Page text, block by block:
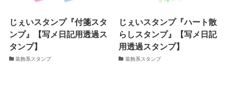
じぇいスタンプ『付箋スタ
ンプ』【写メ日記用透過ス
タンプ】
装飾系スタンプ
じぇいスタンプ『ハート散
らしスタンプ』【写メ日記
用透過スタンプ】
装飾系スタンプ